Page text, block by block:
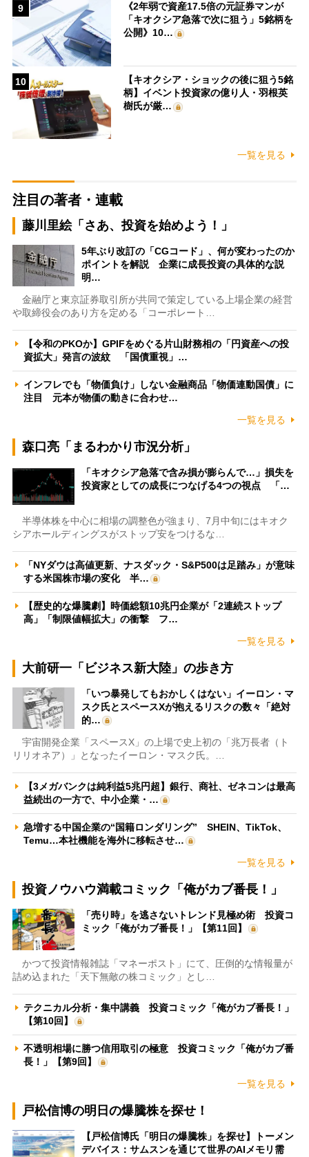
9
《2年弱で資産17.5倍の元証券マンが
「キオクシア急落で次に狙う」5銘柄を
公開》10…
10
【キオクシア・ショックの後に狙う5銘
柄】イベント投資家の億り人・羽根英
樹氏が厳…
一覧を見る
注目の著者・連載
藤川里絵「さあ、投資を始めよう！」
5年ぶり改訂の「CGコード」、何が変わったのか
ポイントを解説 企業に成長投資の具体的な説
明…
金融庁と東京証券取引所が共同で策定している上場企業の経営
や取締役会のあり方を定める「コーポレート…
【令和のPKOか】GPIFをめぐる片山財務相の「円資産への投
資拡大」発言の波紋 「国債重視」…
インフレでも「物価負け」しない金融商品「物価連動国債」に
注目 元本が物価の動きに合わせ…
一覧を見る
森口亮「まるわかり市況分析」
「キオクシア急落で含み損が膨らんで…」損失を
投資家としての成長につなげる4つの視点 「…
半導体株を中心に相場の調整色が強まり、7月中旬にはキオク
シアホールディングスがストップ安をつけるな…
「NYダウは高値更新、ナスダック・S&P500は足踏み」が意味
する米国株市場の変化 半…
【歴史的な爆騰劇】時価総額10兆円企業が「2連続ストップ
高」「制限値幅拡大」の衝撃 フ…
一覧を見る
大前研一「ビジネス新大陸」の歩き方
「いつ暴発してもおかしくはない」イーロン・マ
スク氏とスペースXが抱えるリスクの数々「絶対
的…
宇宙開発企業「スペースX」の上場で史上初の「兆万長者（ト
リリオネア）」となったイーロン・マスク氏。…
【3メガバンクは純利益5兆円超】銀行、商社、ゼネコンは最高
益続出の一方で、中小企業・…
急増する中国企業の“国籍ロンダリング” SHEIN、TikTok、
Temu…本社機能を海外に移転させ…
一覧を見る
投資ノウハウ満載コミック「俺がカブ番長！」
「売り時」を逃さないトレンド見極め術 投資コ
ミック「俺がカブ番長！」【第11回】
かつて投資情報雑誌「マネーポスト」にて、圧倒的な情報量が
詰め込まれた「天下無敵の株コミック」とし…
テクニカル分析・集中講義 投資コミック「俺がカブ番長！」
【第10回】
不透明相場に勝つ信用取引の極意 投資コミック「俺がカブ番
長！」【第9回】
一覧を見る
戸松信博の明日の爆騰株を探せ！
【戸松信博氏「明日の爆騰株」を探せ】トーメン
デバイス：サムスンを通じて世界のAIメモリ需